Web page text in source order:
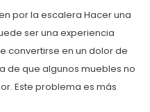
por la escalera Hacer una
ser una experiencia
convertirse en un dolor de
de que algunos muebles no
Este problema es más